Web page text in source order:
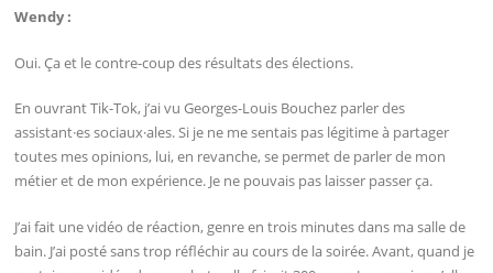
Wendy :
Oui. Ça et le contre-coup des résultats des élections.
En ouvrant Tik-Tok, j’ai vu Georges-Louis Bouchez parler des
assistant·es sociaux·ales. Si je ne me sentais pas légitime à partager
toutes mes opinions, lui, en revanche, se permet de parler de mon
métier et de mon expérience. Je ne pouvais pas laisser passer ça.
J’ai fait une vidéo de réaction, genre en trois minutes dans ma salle de
bain. J’ai posté sans trop réfléchir au cours de la soirée. Avant, quand je